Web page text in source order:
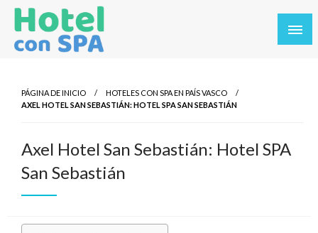
Saltar
contenido
PÁGINA DE INICIO
HOTELES CON SPA EN PAÍS VASCO
AXEL HOTEL SAN SEBASTIÁN: HOTEL SPA SAN SEBASTIÁN
Axel Hotel San Sebastián: Hotel SPA
San Sebastián